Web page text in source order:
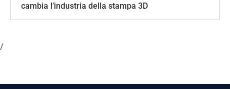
cambia l’industria della stampa 3D
/